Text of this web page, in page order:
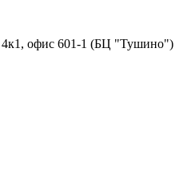
4к1, офис 601-1 (БЦ "Тушино")